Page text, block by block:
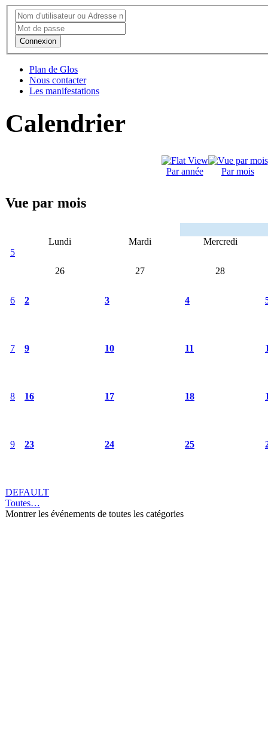
Connexion
Plan de Glos
Nous contacter
Les manifestations
Calendrier
Par année Par mois
Vue par mois
Lundi Mardi
Mercredi
5
26
27 28
6 2 3 4
7 9 10 11
8 16 17 18
9 23 24 25
DEFAULT
Toutes…
Montrer les événements de toutes les catégories